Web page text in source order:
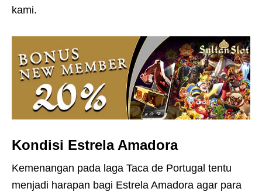
kami.
Kondisi Estrela Amadora
Kemenangan pada laga Taca de Portugal tentu
menjadi harapan bagi Estrela Amadora agar para